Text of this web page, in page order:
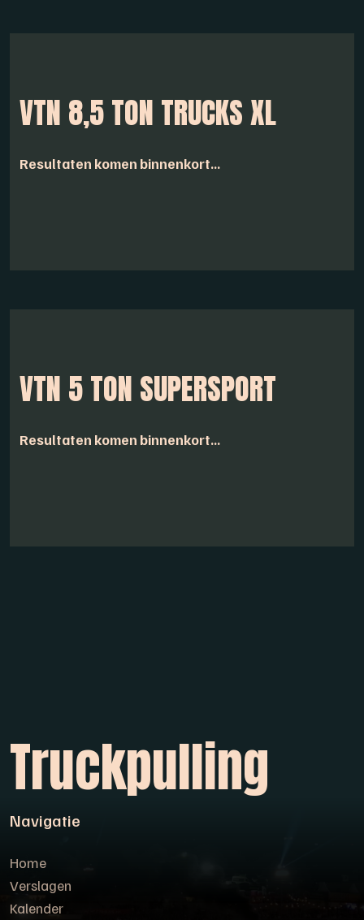
VTN 8,5 TON TRUCKS XL
Resultaten komen binnenkort...
VTN 5 TON SUPERSPORT
Resultaten komen binnenkort...
Truckpulling
Navigatie
Home
Verslagen
Kalender